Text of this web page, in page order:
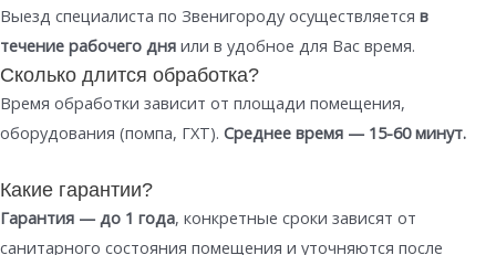
Выезд специалиста по Звенигороду осуществляется в
течение рабочего дня или в удобное для Вас время.
Сколько длится обработка?
Время обработки зависит от площади помещения,
оборудования (помпа, ГХТ). Среднее время — 15-60 минут.
Какие гарантии?
Гарантия — до 1 года, конкретные сроки зависят от
санитарного состояния помещения и уточняются после